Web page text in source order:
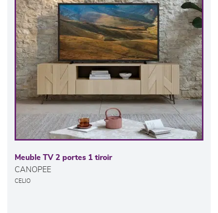
Meuble TV 2 portes 1 tiroir
CANOPEE
CELIO